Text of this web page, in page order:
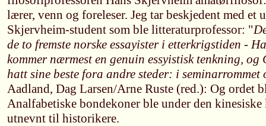
lærer, venn og foreleser. Jeg tar beskjedent med et
Skjervheim-student som ble litteraturprofessor: "
de to fremste norske essayister i etterkrigstiden -
kommer nærmest en genuin essyistisk tenkning, og
hatt sine beste fora andre steder: i seminarrommet
Aadland, Dag Larsen/Arne Ruste (red.): Og ordet
Analfabetiske bondekoner ble under den
utnevnt til historikere.